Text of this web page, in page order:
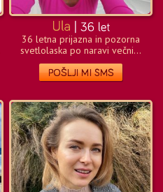
36 letna prijazna in pozorna
svetlolaska po naravi večni...